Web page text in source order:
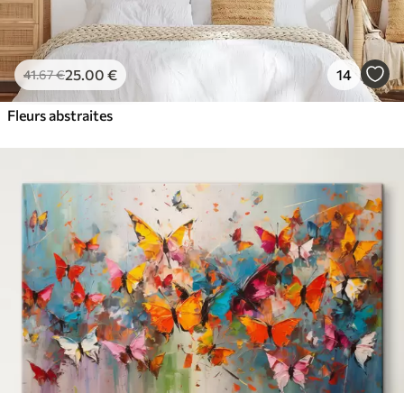
41.67€25.00 € 14
Fleurs abstraites